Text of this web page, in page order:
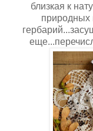
близкая к
природных